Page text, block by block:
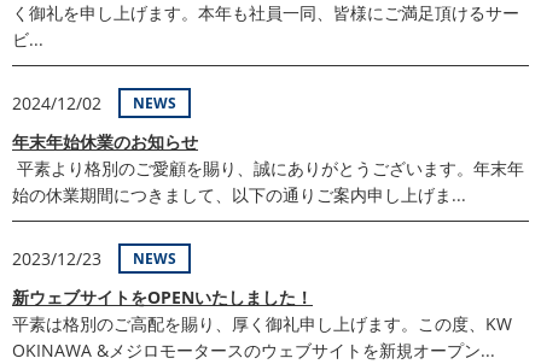
く御礼を申し上げます。本年も社員一同、皆様にご満足頂けるサー
ビ...
2024/12/02 NEWS
年末年始休業のお知らせ
平素より格別のご愛顧を賜り、誠にありがとうございます。年末年
始の休業期間につきまして、以下の通りご案内申し上げま...
2023/12/23 NEWS
新ウェブサイトをOPENいたしました！
平素は格別のご高配を賜り、厚く御礼申し上げます。この度、KW
OKINAWA &メジロモータースのウェブサイトを新規オープン...